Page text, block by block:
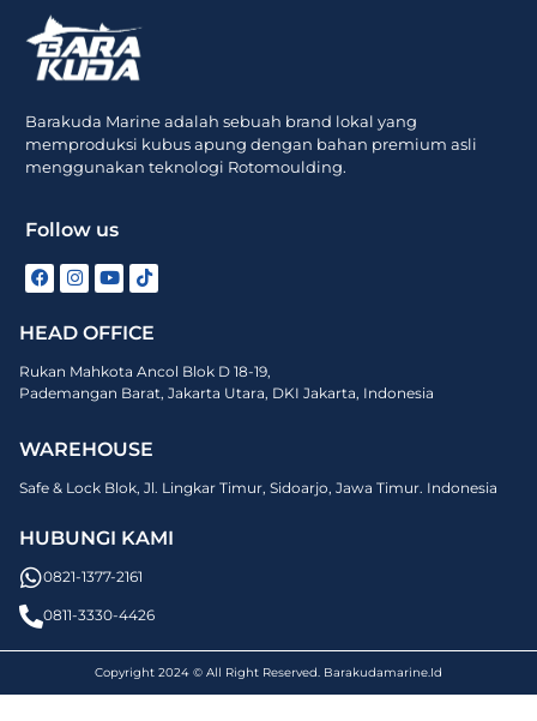
Barakuda Marine adalah sebuah brand lokal yang
memproduksi kubus apung dengan bahan premium asli
menggunakan teknologi Rotomoulding.
Follow us
HEAD OFFICE
Rukan Mahkota Ancol Blok D 18-19,
Pademangan Barat, Jakarta Utara, DKI Jakarta, Indonesia
WAREHOUSE
Safe & Lock Blok, Jl. Lingkar Timur, Sidoarjo, Jawa Timur. Indonesia
HUBUNGI KAMI
0821-1377-2161
0811-3330-4426
Copyright 2024 © All Right Reserved. Barakudamarine.Id